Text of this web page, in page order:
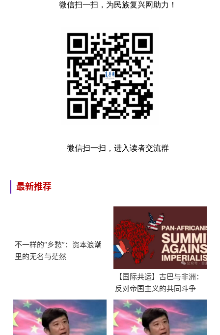
微信扫一扫，为民族复兴网助力！
微信扫一扫，进入读者交流群
最新推荐
不一样的“乡愁”：资本浪潮
里的无名与茫然
【国际共运】古巴与非洲：
反对帝国主义的共同斗争